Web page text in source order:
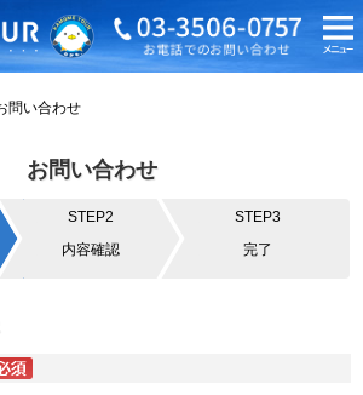
問い合わせ
お問い合わせ
STEP2
内容確認
STEP3
完了